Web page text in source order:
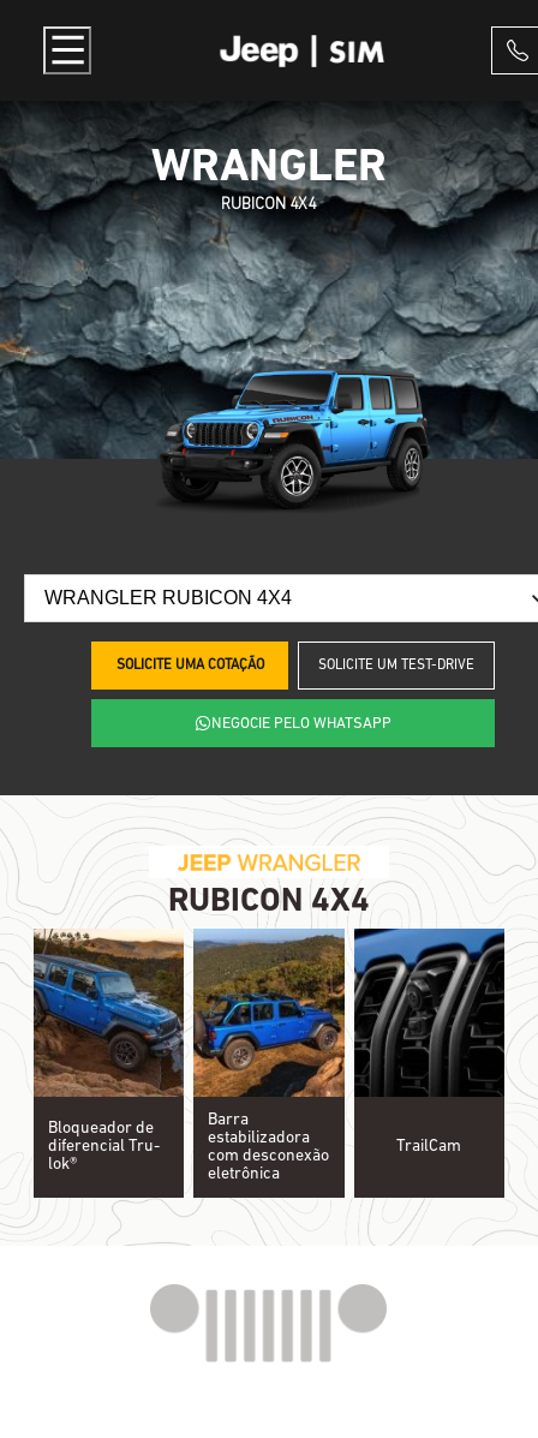
WRANGLER
RUBICON 4X4
SOLICITE UMA COTAÇÃO SOLICITE UM TEST-DRIVE
NEGOCIE PELO WHATSAPP
RUBICON 4X4
Bloqueador de
diferencial Tru-
lok®
Barra
estabilizadora
com desconexão
eletrônica
TrailCam